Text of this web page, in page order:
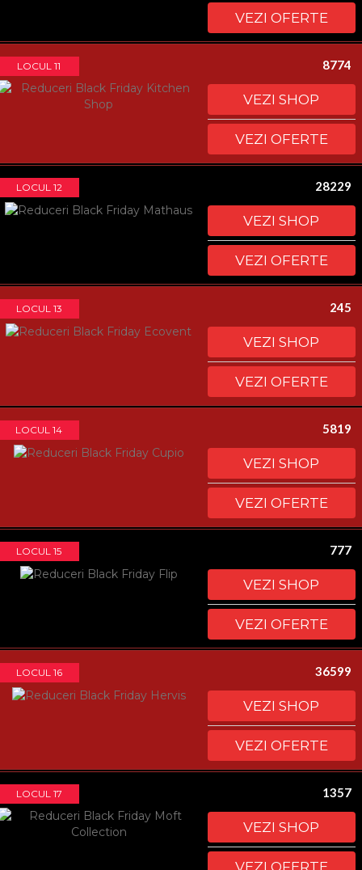
VEZI OFERTE
LOCUL 11 8774
VEZI SHOP
VEZI OFERTE
LOCUL 12 28229
VEZI SHOP
VEZI OFERTE
LOCUL 13 245
VEZI SHOP
VEZI OFERTE
LOCUL 14 5819
VEZI SHOP
VEZI OFERTE
LOCUL 15 777
VEZI SHOP
VEZI OFERTE
LOCUL 16 36599
VEZI SHOP
VEZI OFERTE
LOCUL 17 1357
VEZI SHOP
VEZI OFERTE